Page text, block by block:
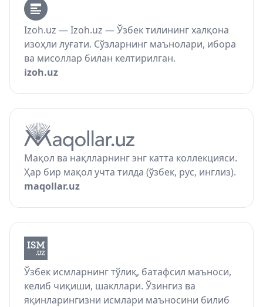
Izoh.uz — Izoh.uz — Ўзбек тилининг халқона
изоҳли луғати. Сўзларнинг маънолари, ибора
ва мисоллар билан келтирилган.
izoh.uz
Мақол ва нақлларнинг энг катта коллекцияси.
Ҳар бир мақол учта тилда (ўзбек, рус, инглиз).
maqollar.uz
Ўзбек исмларнинг тўлиқ, батафсил маъноси,
келиб чиқиши, шакллари. Ўзингиз ва
яқинларингизни исмлари маъносини билиб